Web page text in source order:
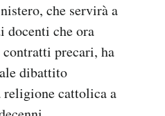
che servirà a
docenti che ora
precari, ha
dibattito
religione cattolica a